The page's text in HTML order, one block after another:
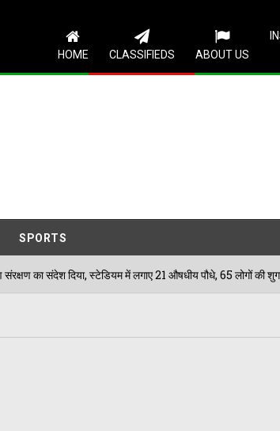
HOME CLASSIFIEDS ABOUT US
SPORTS
में लगाए 21 औषधीय पौधे, 65 लोगों की शुगर बीपी व वजन की जांच